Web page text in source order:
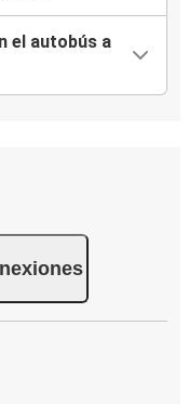
el autobús a